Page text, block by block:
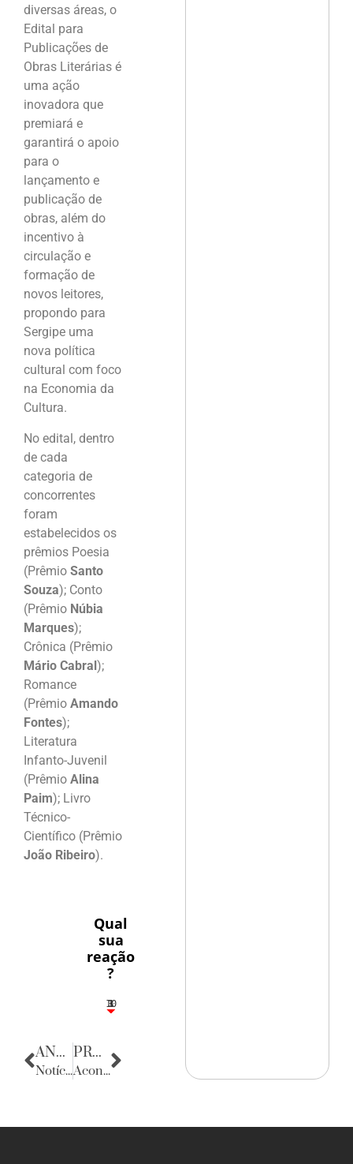
diversas áreas, o
Edital para
Publicações de
Obras Literárias é
uma ação
inovadora que
premiará e
garantirá o apoio
para o
lançamento e
publicação de
obras, além do
incentivo à
circulação e
formação de
novos leitores,
propondo para
Sergipe uma
nova política
cultural com foco
na Economia da
Cultura.
No edital, dentro
de cada
categoria de
concorrentes
foram
estabelecidos os
prêmios Poesia
(Prêmio Santo
Souza); Conto
(Prêmio Núbia
Marques);
Crônica (Prêmio
Mário Cabral);
Romance
(Prêmio Amando
Fontes);
Literatura
Infanto-Juvenil
(Prêmio Alina
Paim); Livro
Técnico-
Científico (Prêmio
João Ribeiro).
Qual
sua
reação
?
3
1
1
3
10
ANTERIOR
Notícias da Alemanha
PRÓXIMA
Acontecências